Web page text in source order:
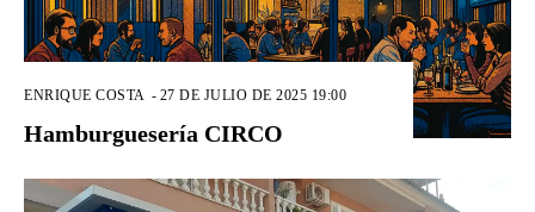
ENRIQUE COSTA - 27 DE JULIO DE 2025 19:00
Hamburguesería CIRCO